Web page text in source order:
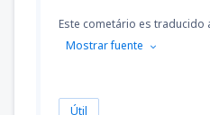
Este cometário es traducido
Mostrar fuente
Útil